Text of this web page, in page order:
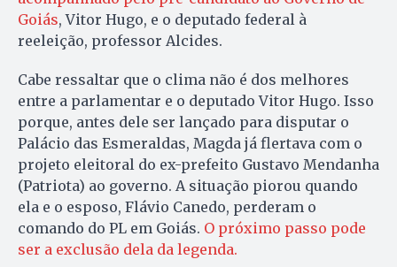
Goiás, Vitor Hugo, e o deputado federal à
reeleição, professor Alcides.
Cabe ressaltar que o clima não é dos melhores
entre a parlamentar e o deputado Vitor Hugo. Isso
porque, antes dele ser lançado para disputar o
Palácio das Esmeraldas, Magda já flertava com o
projeto eleitoral do ex-prefeito Gustavo Mendanha
(Patriota) ao governo. A situação piorou quando
ela e o esposo, Flávio Canedo, perderam o
comando do PL em Goiás. O próximo passo pode
ser a exclusão dela da legenda.